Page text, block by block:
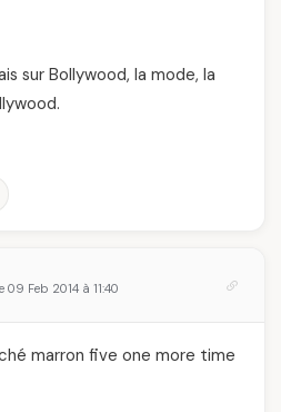
sur Bollywood, la mode, la
09 Feb 2014 à 11:40
marron five one more time